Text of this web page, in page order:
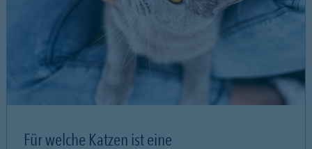
Für welche Katzen ist eine